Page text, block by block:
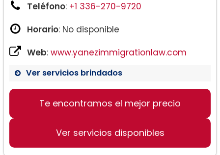
Teléfono: +1 336-270-9720
Horario: No disponible
Web: www.yanezimmigrationlaw.com
Ver servicios brindados
Te encontramos el mejor precio
Ver servicios disponibles